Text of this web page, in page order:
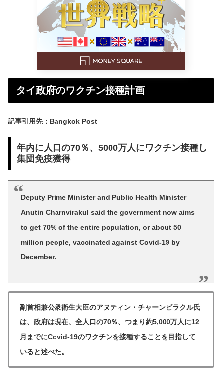
タイ政府のワクチン接種計画
記事引用先：Bangkok Post
年内に人口の70％、5000万人にワクチン接種し
集団免疫獲得
Deputy Prime Minister and Public Health Minister
Anutin Charnvirakul said the government now aims
to get 70% of the entire population, or about 50
million people, vaccinated against Covid-19 by
December.
副首相兼公衆衛生大臣のアヌティン・チャーンビラクル氏
は、政府は現在、全人口の70％、つまり約5,000万人に12
月までにCovid-19のワクチンを接種することを目指して
いると述べた。